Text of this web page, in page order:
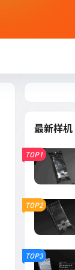
最新样机
TOP1
TOP2
TOP3